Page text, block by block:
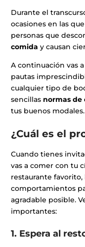
Durante el
ocasiones en las
personas que
comiday causan
A continuación vas
pautas
cualquier tipo de
sencillas normas
tus buenos modales.
¿Cuál es el
Cuando tienes
vas a comer con tu
restaurante
comportamientos
agradable posible.
importantes:
1. Espera al